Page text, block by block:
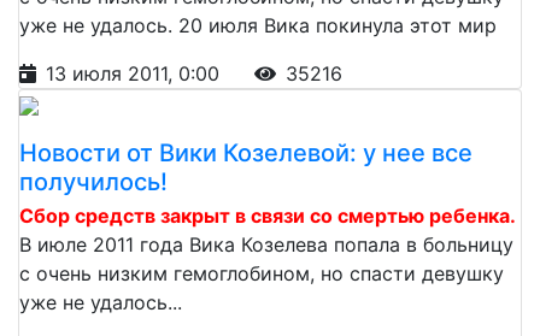
уже не удалось. 20 июля Вика покинула этот мир
13 июля 2011, 0:00
35216
Новости от Вики Козелевой: у нее все
получилось!
Сбор средств закрыт в связи со смертью ребенка.
В июле 2011 года Вика Козелева попала в больницу
с очень низким гемоглобином, но спасти девушку
уже не удалось...